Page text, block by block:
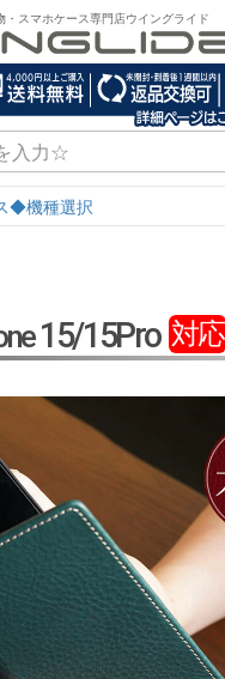
・スマホケース専門店ウイングライド
◆機種選択
15/15Pro 対応